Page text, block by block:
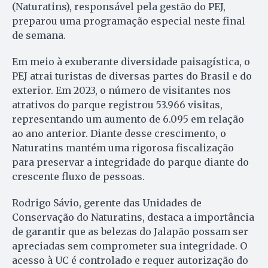
(Naturatins), responsável pela gestão do PEJ,
preparou uma programação especial neste final
de semana.
Em meio à exuberante diversidade paisagística, o
PEJ atrai turistas de diversas partes do Brasil e do
exterior. Em 2023, o número de visitantes nos
atrativos do parque registrou 53.966 visitas,
representando um aumento de 6.095 em relação
ao ano anterior. Diante desse crescimento, o
Naturatins mantém uma rigorosa fiscalização
para preservar a integridade do parque diante do
crescente fluxo de pessoas.
Rodrigo Sávio, gerente das Unidades de
Conservação do Naturatins, destaca a importância
de garantir que as belezas do Jalapão possam ser
apreciadas sem comprometer sua integridade. O
acesso à UC é controlado e requer autorização do